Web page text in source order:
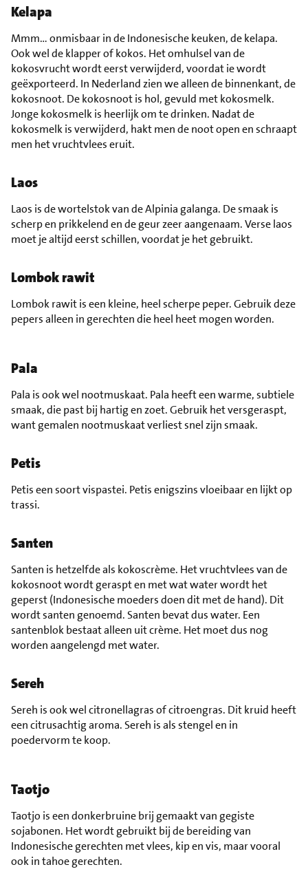
Kelapa
Mmm… onmisbaar in de Indonesische keuken, de kelapa.
Ook wel de klapper of kokos. Het omhulsel van de
kokosvrucht wordt eerst verwijderd, voordat ie wordt
geëxporteerd. In Nederland zien we alleen de binnenkant, de
kokosnoot. De kokosnoot is hol, gevuld met kokosmelk.
Jonge kokosmelk is heerlijk om te drinken. Nadat de
kokosmelk is verwijderd, hakt men de noot open en schraapt
men het vruchtvlees eruit.
Laos
Laos is de wortelstok van de Alpinia galanga. De smaak is
scherp en prikkelend en de geur zeer aangenaam. Verse laos
moet je altijd eerst schillen, voordat je het gebruikt.
Lombok rawit
Lombok rawit is een kleine, heel scherpe peper. Gebruik deze
pepers alleen in gerechten die heel heet mogen worden.
Pala
Pala is ook wel nootmuskaat. Pala heeft een warme, subtiele
smaak, die past bij hartig en zoet. Gebruik het versgeraspt,
want gemalen nootmuskaat verliest snel zijn smaak.
Petis
Petis een soort vispastei. Petis enigszins vloeibaar en lijkt op
trassi.
Santen
Santen is hetzelfde als kokoscrème. Het vruchtvlees van de
kokosnoot wordt geraspt en met wat water wordt het
geperst (Indonesische moeders doen dit met de hand). Dit
wordt santen genoemd. Santen bevat dus water. Een
santenblok bestaat alleen uit crème. Het moet dus nog
worden aangelengd met water.
Sereh
Sereh is ook wel citronellagras of citroengras. Dit kruid heeft
een citrusachtig aroma. Sereh is als stengel en in
poedervorm te koop.
Taotjo
Taotjo is een donkerbruine brij gemaakt van gegiste
sojabonen. Het wordt gebruikt bij de bereiding van
Indonesische gerechten met vlees, kip en vis, maar vooral
ook in tahoe gerechten.